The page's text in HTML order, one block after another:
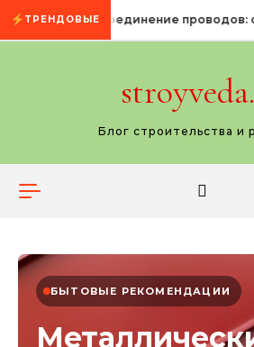
Промотать к содержимому
ТРЕНДОВЫЕСоединение проводов:
Блог строительства и
БЫТОВЫЕ РЕКОМЕНДАЦИИ